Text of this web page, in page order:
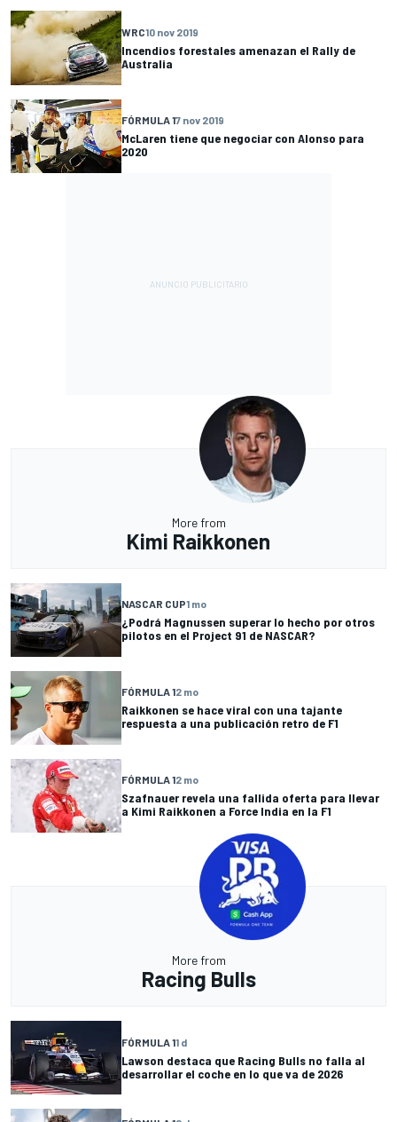
WRC10 nov 2019
Incendios forestales amenazan el Rally de
Australia
FÓRMULA 17 nov 2019
McLaren tiene que negociar con Alonso para
2020
More from
Kimi Raikkonen
NASCAR CUP1 mo
¿Podrá Magnussen superar lo hecho por otros
pilotos en el Project 91 de NASCAR?
FÓRMULA 12 mo
Raikkonen se hace viral con una tajante
respuesta a una publicación retro de F1
FÓRMULA 12 mo
Szafnauer revela una fallida oferta para llevar
a Kimi Raikkonen a Force India en la F1
More from
Racing Bulls
FÓRMULA 11 d
Lawson destaca que Racing Bulls no falla al
desarrollar el coche en lo que va de 2026